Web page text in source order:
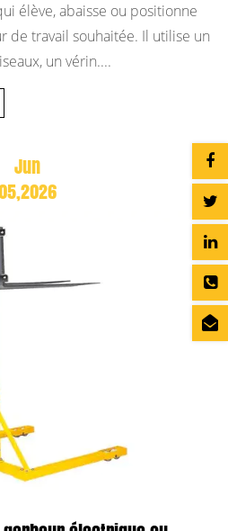
élève, abaisse ou positionne
de travail souhaitée. Il utilise un
un vérin....
Jun